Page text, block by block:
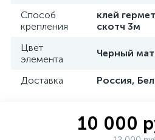
Способ
крепления
клей
скотч 3м
Цвет
элемента
Черный
Доставка Россия,
10 000